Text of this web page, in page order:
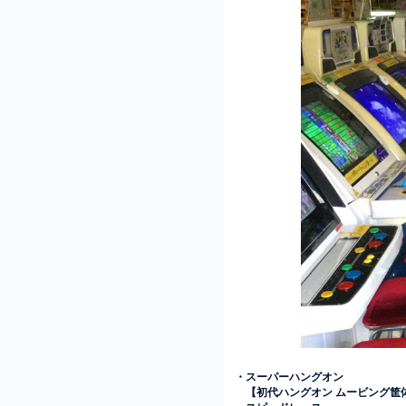
・スーパーハングオン
【初代ハングオン ムービング筐